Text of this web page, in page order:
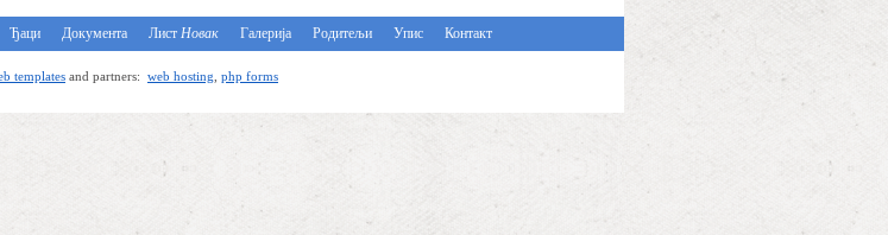
Ђаци Документа Лист Новак Галерија Родитељи Упис Контакт
templates and partners: web hosting php forms